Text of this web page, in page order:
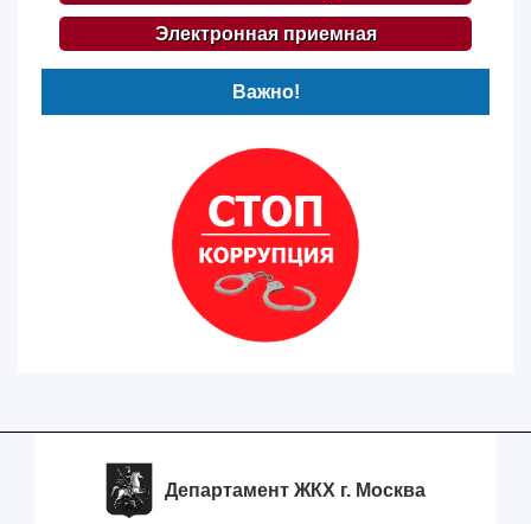
Электронная приемная
Важно!
Департамент ЖКХ г. Москва